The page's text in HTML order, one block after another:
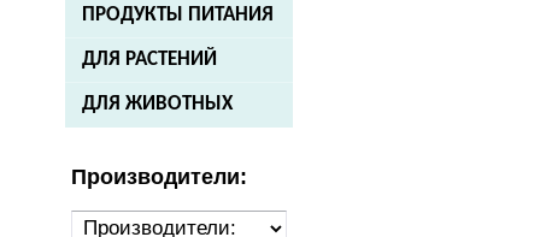
ПРОДУКТЫ ПИТАНИЯ
ДЛЯ РАСТЕНИЙ
ДЛЯ ЖИВОТНЫХ
Производители: